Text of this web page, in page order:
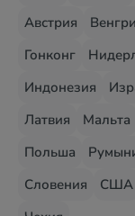
Австрия
Гонконг
Индонезия
Латвия
Мальта
Польша
Словения
США